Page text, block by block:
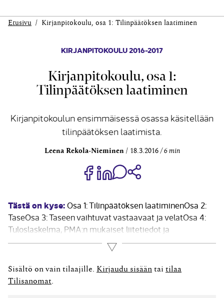
Etusivu Kirjanpitokoulu, osa 1: Tilinpäätöksen laatiminen
KIRJANPITOKOULU 2016-2017
Kirjanpitokoulu, osa 1:
Tilinpäätöksen laatiminen
Kirjanpitokoulun ensimmäisessä osassa käsitellään
tilinpäätöksen laatimista.
Leena Rekola-Nieminen 18.3.2016 6 min
Jaa Share on Facebook
Jaa Share on LinkedIn
Jaa WhatsApp-viestinä
Tästä on kyse:Osa 1: Tilinpäätöksen laatiminenOsa 2:
TaseOsa 3: Taseen vaihtuvat vastaavaat ja velatOsa 4:
Tuloslaskelma, PMA:n mukaiset liitetiedot ja
tuloslaskelma- ja tasekaavat Tilinpäätös on laadittava
neljän kuukauden kuluessa tilikauden päättymisestä.
Käytännössä niillä toiminimillä ja henkilöyhtiöillä, joilla
on kalenterivuosi tilikautena, on vain...
Lue lisää
Sisältö on vain tilaajille. Kirjaudu sisään tai tilaa
Tilisanomat